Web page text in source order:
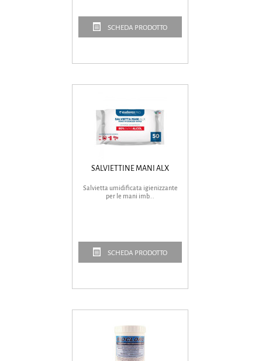
SCHEDA PRODOTTO
SALVIETTINE MANI ALX
Salvietta umidificata igienizzante
per le mani imb...
SCHEDA PRODOTTO